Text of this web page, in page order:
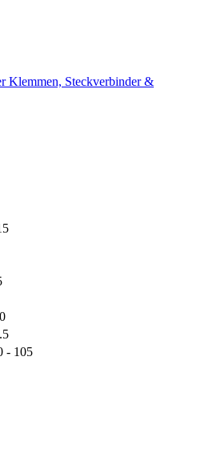
Klemmen, Steckverbinder &
- 105